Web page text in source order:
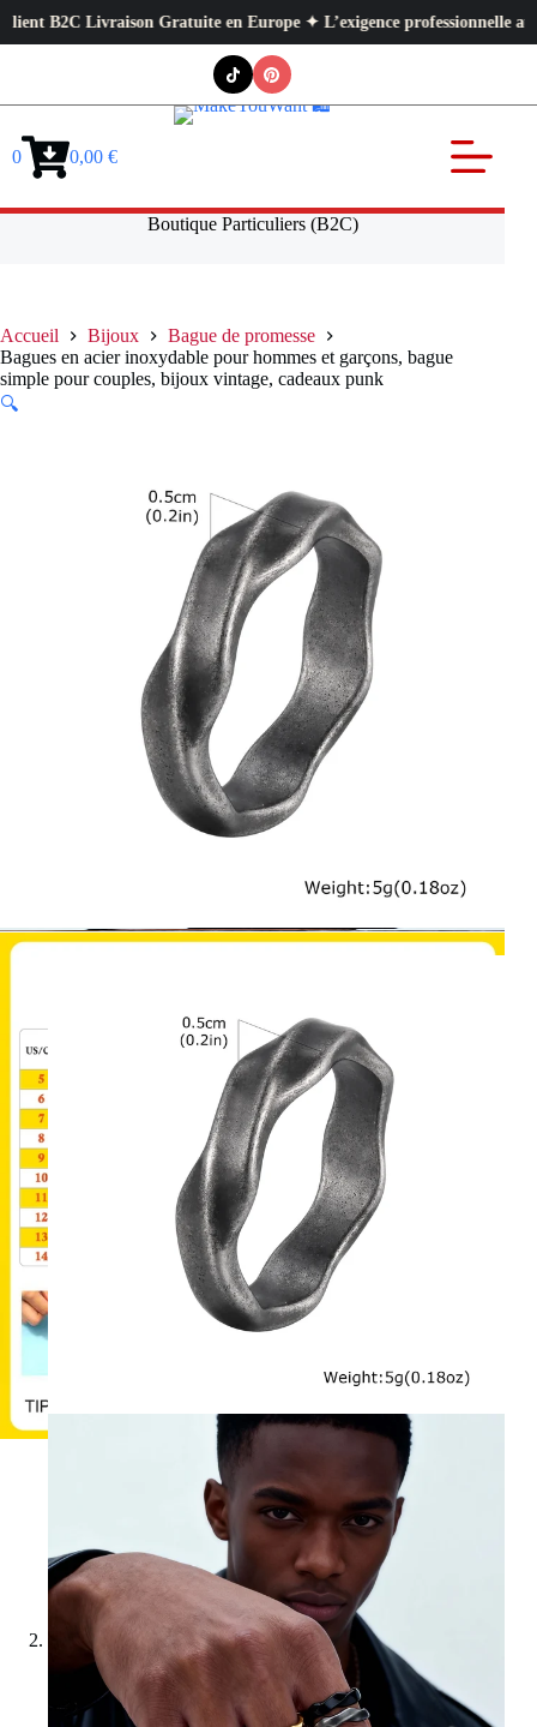
Livraison Gratuite en Europe ✦ L’exigence professionnelle au
Panier 0,00 €
0
Boutique Particuliers (B2C)
Accueil Bijoux
Bague de promesse
Bagues en acier inoxydable pour hommes et garçons, bague
simple pour couples, bijoux vintage, cadeaux punk
🔍